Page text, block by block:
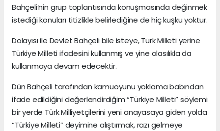
Bahçeli’nin grup toplantısında konuşmasında değinmek
istediği konuları titizlikle belirlediğine de hiç kuşku yoktur.
Dolayısı ile Devlet Bahçeli bile isteye, Türk Milleti yerine
Türkiye Milleti ifadesini kullanmış ve yine olasılıkla da
kullanmaya devam edecektir.
Dün Bahçeli tarafından kamuoyunu yoklama babından
ifade edildiğini değerlendirdiğim “Türkiye Milleti” söylemi
bir yerde Türk Milliyetçilerini yeni anayasaya giden yolda
“Türkiye Milleti” deyimine alıştırmak, razı gelmeye